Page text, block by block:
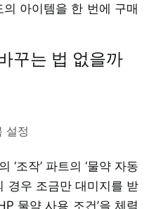
아이템을 한 번에 구매
꾸는 법 없을까
설정
‘조작’ 파트의 ‘물약 자동
경우 조금만 대미지를 받
물약 사용 조건’을 체력